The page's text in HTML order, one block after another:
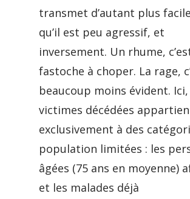
transmet d’autant plus
qu’il est peu agressif, et
inversement. Un rhume,
fastoche à choper. La rage,
beaucoup moins évident. Ici,
victimes décédées
exclusivement à des
population limitées : les
âgées (75 ans en moyenne)
et les malades déjà